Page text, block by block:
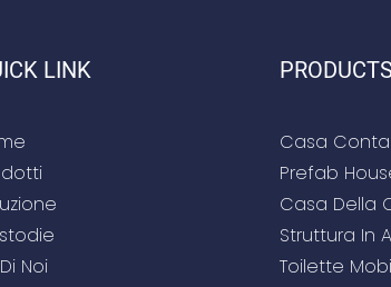
LINK
Noi
PRODUCTS
Casa
Prefab
Casa Della
Struttura In
Toilette